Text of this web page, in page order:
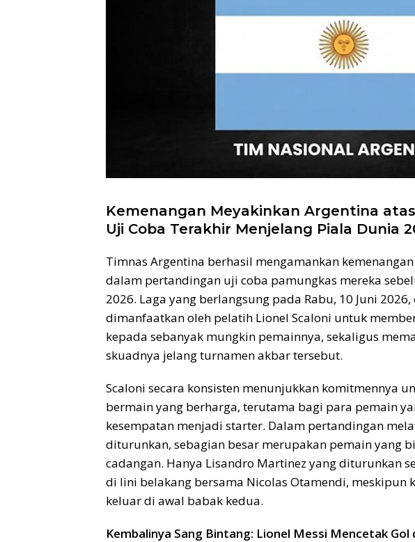
Kemenangan Meyakinkan Argentina
Uji Coba Terakhir Menjelang Piala Dunia
Timnas Argentina berhasil mengamankan
dalam pertandingan uji coba pamungkas mereka
2026. Laga yang berlangsung pada Rabu, 10 Juni
dimanfaatkan oleh pelatih Lionel Scaloni untuk
kepada sebanyak mungkin pemainnya, sekaligus
skuadnya jelang turnamen akbar tersebut.
Scaloni secara konsisten menunjukkan komitmennya
bermain yang berharga, terutama bagi para pemain
kesempatan menjadi starter. Dalam pertandingan
diturunkan, sebagian besar merupakan pemain yang
cadangan. Hanya Lisandro Martinez yang diturunkan
di lini belakang bersama Nicolas Otamendi, meskipun
keluar di awal babak kedua.
Kembalinya Sang Bintang: Lionel Messi Mencetak